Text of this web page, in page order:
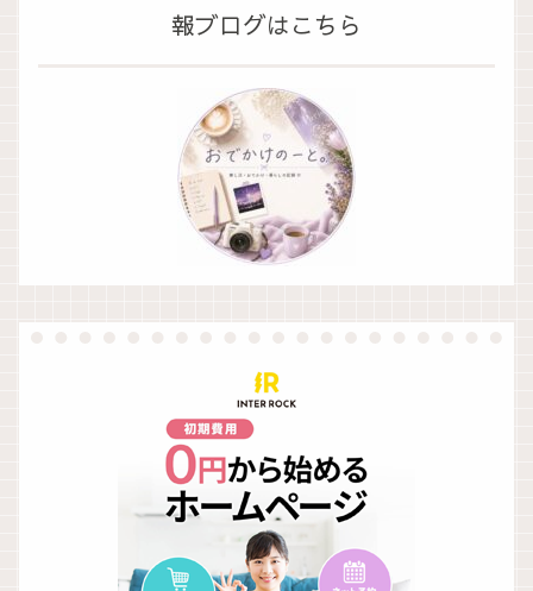
報ブログはこちら